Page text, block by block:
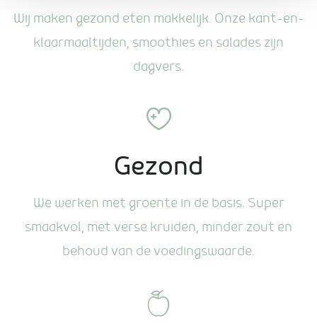
Wij maken gezond eten makkelijk. Onze kant-en-
klaarmaaltijden, smoothies en salades zijn
dagvers.
Gezond
We werken met groente in de basis. Super
smaakvol, met verse kruiden, minder zout en
behoud van de voedingswaarde.